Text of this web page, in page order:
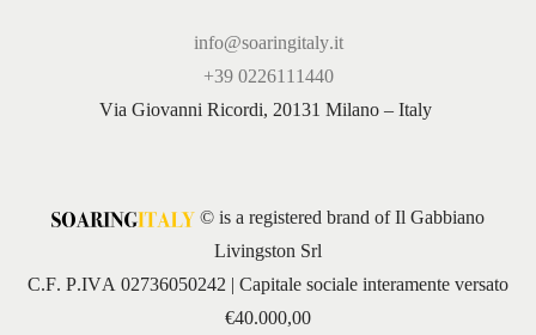
info@soaringitaly.it
+39 0226111440
Via Giovanni Ricordi, 20131 Milano – Italy
© is a registered brand of Il Gabbiano
Livingston Srl
C.F. P.IVA 02736050242 | Capitale sociale interamente versato
€40.000,00